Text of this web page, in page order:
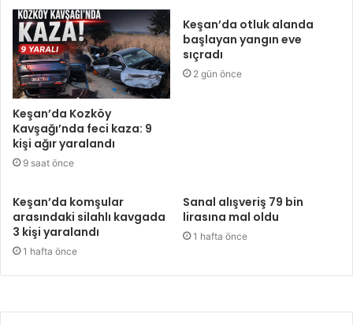
Keşan’da Kozköy
Kavşağı’nda feci kaza: 9
kişi ağır yaralandı
9 saat önce
Keşan’da otluk alanda
başlayan yangın eve
sıçradı
2 gün önce
Keşan’da komşular
arasındaki silahlı kavgada
3 kişi yaralandı
1 hafta önce
Sanal alışveriş 79 bin
lirasına mal oldu
1 hafta önce